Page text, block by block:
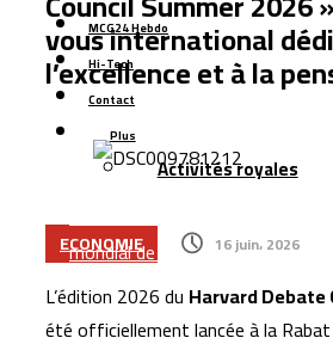
Cap Holding renforce sa
l’agroalimentaire avec
Les ventes de voitures
Maroc, portées par les modèles
marques chinoises
Le Maroc se classe 106ᵉ au
mondial de résidence 2026
Un rapport espagnol met en
satellites marocains près du
MCG24 Hebdo
Hi-Tech
Contact
Plus
Activités royales
vous international
l’excellence et à la
ECONOMIE 16 juin، 2026
L’édition 2026 du Harvard Debate
été officiellement lancée à la